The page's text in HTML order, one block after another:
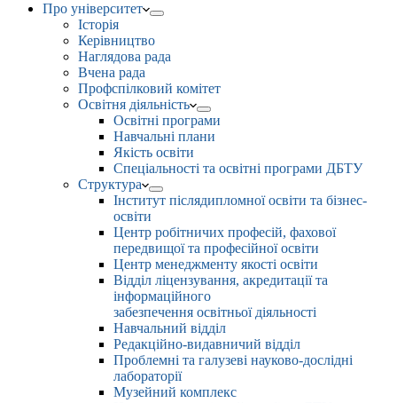
Про університет
Історія
Керівництво
Наглядова рада
Вчена рада
Профспілковий комітет
Освітня діяльність
Освітні програми
Навчальні плани
Якість освіти
Спеціальності та освітні програми ДБТУ
Структура
Інститут післядипломної освіти та бізнес-
освіти
Центр робітничих професій, фахової
передвищої та професійної освіти
Центр менеджменту якості освіти
Відділ ліцензування, акредитації та
інформаційного
забезпечення освітньої діяльності
Навчальний відділ
Редакційно-видавничий відділ
Проблемні та галузеві науково-дослідні
лабораторії
Музейний комплекс